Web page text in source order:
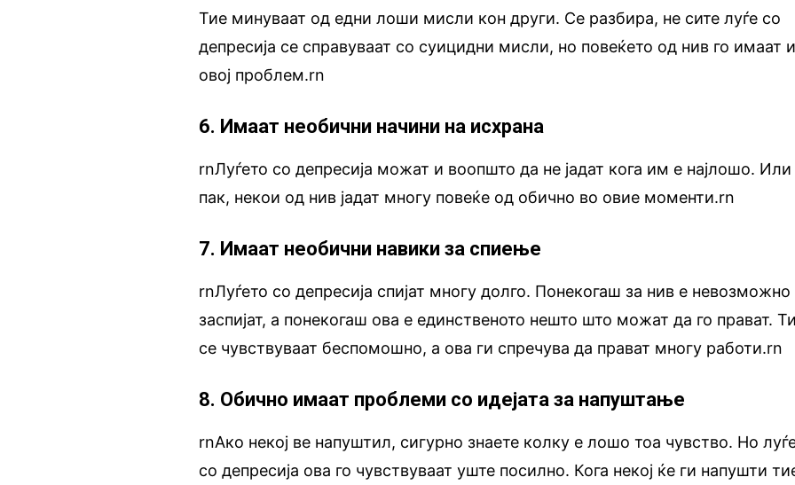
Тие минуваат од едни лоши мисли кон други. Се разбира, не сите луѓе со
депресија се справуваат со суицидни мисли, но повеќето од нив го имаат и
овој проблем.rn
6. Имаат необични начини на исхрана
rnЛуѓето со депресија можат и воопшто да не јадат кога им е најлошо. Или
пак, некои од нив јадат многу повеќе од обично во овие моменти.rn
7. Имаат необични навики за спиење
rnЛуѓето со депресија спијат многу долго. Понекогаш за нив е невозможно
заспијат, а понекогаш ова е единственото нешто што можат да го прават.
се чувствуваат беспомошно, а ова ги спречува да прават многу работи.rn
8. Обично имаат проблеми со идејата за напуштање
rnАко некој ве напуштил, сигурно знаете колку е лошо тоа чувство. Но
со депресија ова го чувствуваат уште посилно. Кога некој ќе ги напушти